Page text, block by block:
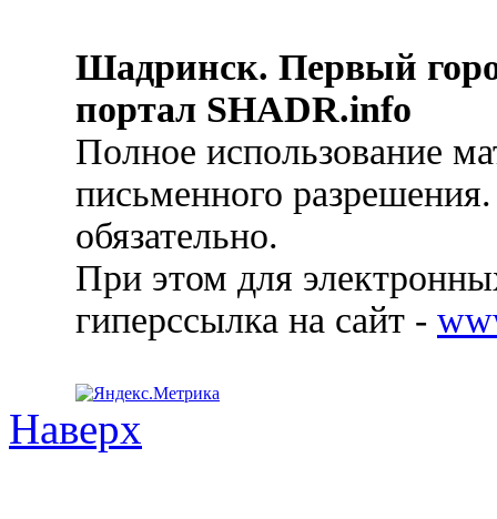
Шадринск. Первый
портал SHADR.info
Полное использование
письменного
обязательно.
При этом для
гиперссылка на сайт -
Наверх